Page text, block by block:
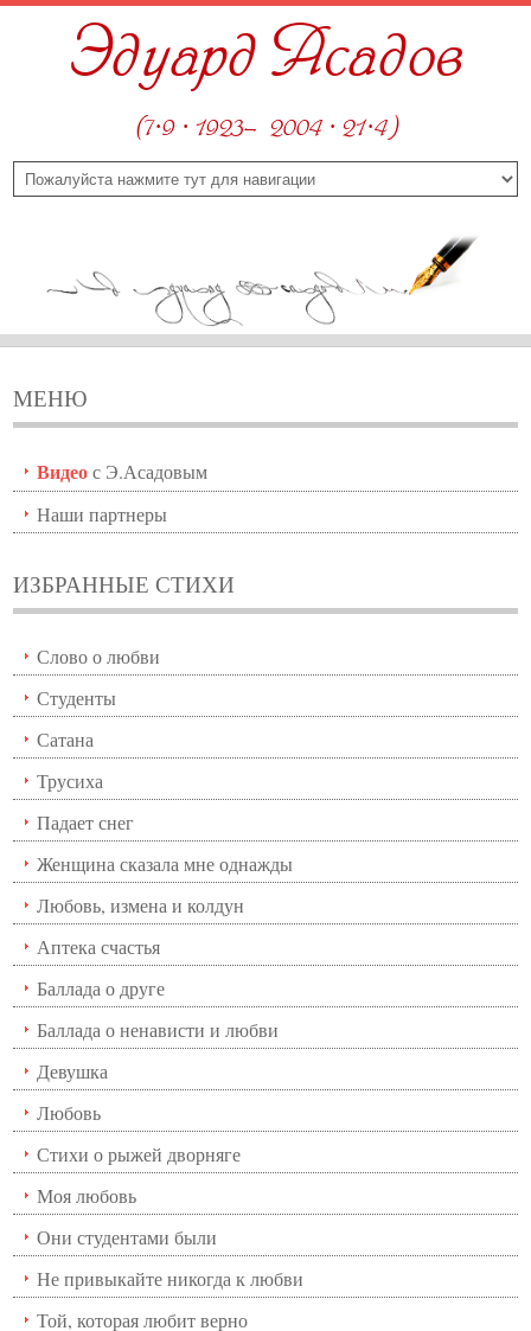
Эдуард Асадов
(7·9 · 1923—2004 · 21·4)
МЕНЮ
Видеос Э.Асадовым
Наши партнеры
ИЗБРАННЫЕ СТИХИ
Слово о любви
Студенты
Сатана
Трусиха
Падает снег
Женщина сказала мне однажды
Любовь, измена и колдун
Аптека счастья
Баллада о друге
Баллада о ненависти и любви
Девушка
Любовь
Стихи о рыжей дворняге
Моя любовь
Они студентами были
Не привыкайте никогда к любви
Той, которая любит верно